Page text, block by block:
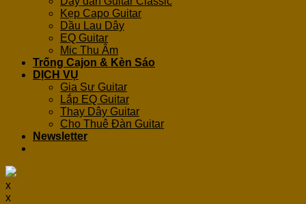
Kẹp Capo Guitar
Dầu Lau Dây
EQ Guitar
Mic Thu Âm
Trống Cajon & Kèn Sáo
DỊCH VỤ
Gia Sư Guitar
Lắp EQ Guitar
Thay Dây Guitar
Cho Thuê Đàn Guitar
Newsletter
x
x